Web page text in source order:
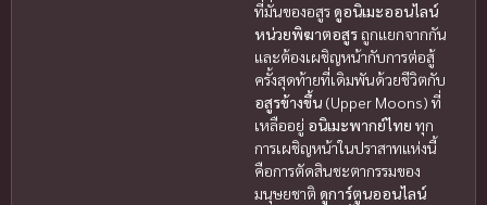
ที่มั่นของอสูรดูอนิเมะออนไลน์
หน่วยพิฆาตอสูรถูกแยกจากกัน
และต้องเผชิญหน้ากับการต่อสู้
ครั้งสุดท้ายที่เดิมพันด้วยชีวิตกับ
อสูรข้างขึ้น (Upper Moons) ที่
เหลืออยู่ อนิเมะพากย์ไทย ทุก
การเผชิญหน้าในปราสาทแห่งนี้
คือการตัดสินชะตากรรมของ
มนุษยชาติ ดูการ์ตูนออนไลน์